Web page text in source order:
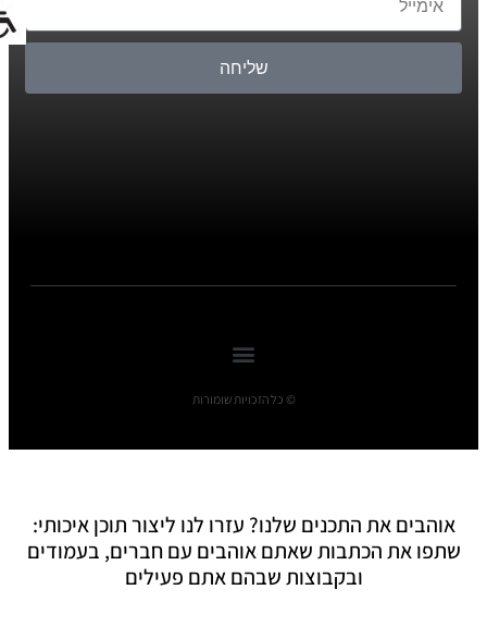
שליחה
© כל הזכויות שומורות
אוהבים את התכנים שלנו? עזרו לנו ליצור תוכן איכותי:
שתפו את הכתבות שאתם אוהבים עם חברים, בעמודים
ובקבוצות שבהם אתם פעילים